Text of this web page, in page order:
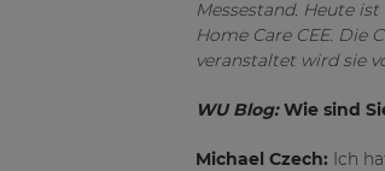
Messestand. Heute
Home Care CEE. Die
veranstaltet wird sie
WU Blog:Wie sind
Michael Czech: Ich